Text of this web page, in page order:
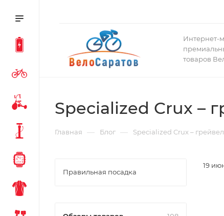
Интернет-
товаров
Specialized Crux –
Главная — Блог — Specialized Crux –
19
Правильная посадка